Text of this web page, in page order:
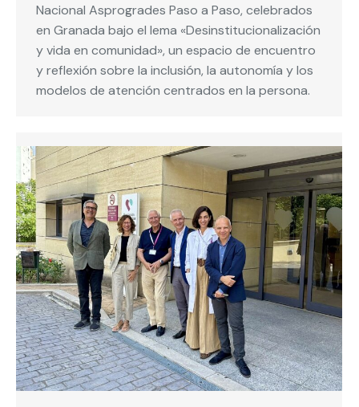
Nacional Asprogrades Paso a Paso, celebrados
en Granada bajo el lema «Desinstitucionalización
y vida en comunidad», un espacio de encuentro
y reflexión sobre la inclusión, la autonomía y los
modelos de atención centrados en la persona.